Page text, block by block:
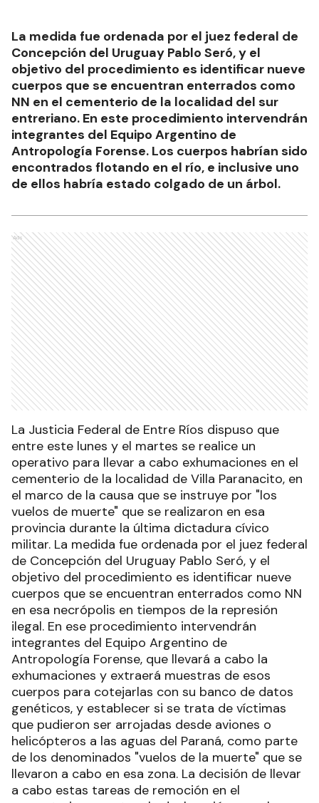
La medida fue ordenada por el juez federal de
Concepción del Uruguay Pablo Seró, y el
objetivo del procedimiento es identificar nueve
cuerpos que se encuentran enterrados como
NN en el cementerio de la localidad del sur
entreriano. En este procedimiento intervendrán
integrantes del Equipo Argentino de
Antropología Forense. Los cuerpos habrían sido
encontrados flotando en el río, e inclusive uno
de ellos habría estado colgado de un árbol.
Ads
La Justicia Federal de Entre Ríos dispuso que
entre este lunes y el martes se realice un
operativo para llevar a cabo exhumaciones en el
cementerio de la localidad de Villa Paranacito, en
el marco de la causa que se instruye por "los
vuelos de muerte" que se realizaron en esa
provincia durante la última dictadura cívico
militar. La medida fue ordenada por el juez federal
de Concepción del Uruguay Pablo Seró, y el
objetivo del procedimiento es identificar nueve
cuerpos que se encuentran enterrados como NN
en esa necrópolis en tiempos de la represión
ilegal. En ese procedimiento intervendrán
integrantes del Equipo Argentino de
Antropología Forense, que llevará a cabo la
exhumaciones y extraerá muestras de esos
cuerpos para cotejarlas con su banco de datos
genéticos, y establecer si se trata de víctimas
que pudieron ser arrojadas desde aviones o
helicópteros a las aguas del Paraná, como parte
de los denominados "vuelos de la muerte" que se
llevaron a cabo en esa zona. La decisión de llevar
a cabo estas tareas de remoción en el